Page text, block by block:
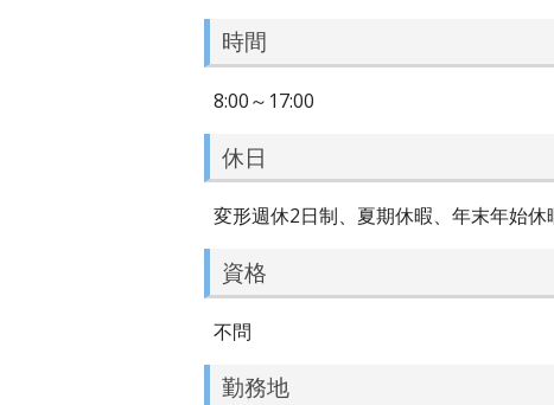
時間
8:00～17:00
休日
変形週休2日制、夏期休暇、年末年始
資格
不問
勤務地